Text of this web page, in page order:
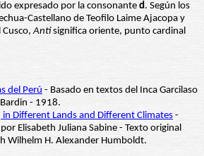
expresado por la consonante d. Según los
Castellano de Teofilo Laime Ajacopa y
Cusco,Antisignifica oriente, punto cardinal
del Perú - Basado en textos del Inca Garcilaso
- 1918.
Different Lands and Different Climates -
Elisabeth Juliana Sabine - Texto original
Wilhelm H. Alexander Humboldt.